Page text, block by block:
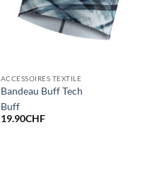
ACCESSOIRES TEXTILE
Bandeau Buff Tech
Buff
19.90CHF